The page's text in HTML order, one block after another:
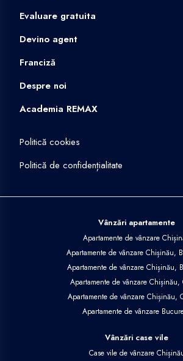
Evaluare gratuita
Devino agent
Franciză
Despre noi
Academia REMAX
Politică cookies
Politică de confidențialitate
Vânzări apartamente
Apartamente de vânzare
Apartamente de vânzare Chișinău,
Apartamente de vânzare Chișinău,
Apartamente de vânzare Chișinău,
Apartamente de vânzare Chișinău,
Apartamente de vânzare
Vânzări case vile
Case vile de vânzare